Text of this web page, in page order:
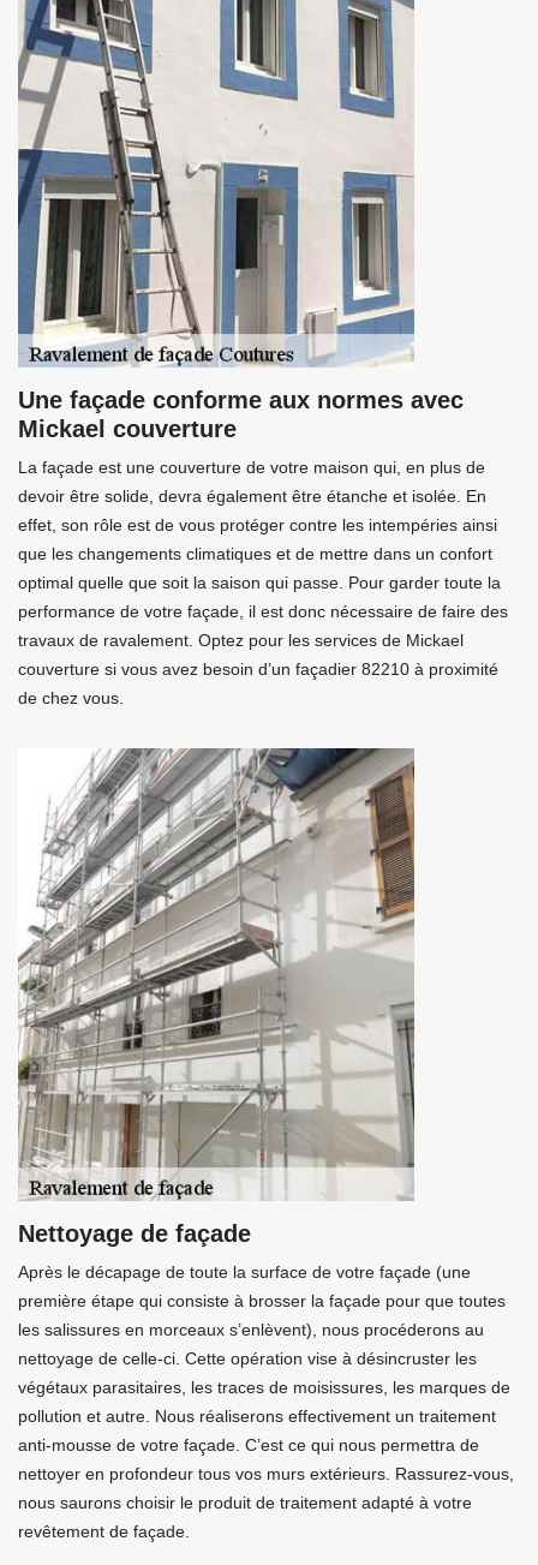
Une façade conforme aux normes avec
Mickael couverture
La façade est une couverture de votre maison qui, en plus de
devoir être solide, devra également être étanche et isolée. En
effet, son rôle est de vous protéger contre les intempéries ainsi
que les changements climatiques et de mettre dans un confort
optimal quelle que soit la saison qui passe. Pour garder toute la
performance de votre façade, il est donc nécessaire de faire des
travaux de ravalement. Optez pour les services de Mickael
couverture si vous avez besoin d’un façadier 82210 à proximité
de chez vous.
Nettoyage de façade
Après le décapage de toute la surface de votre façade (une
première étape qui consiste à brosser la façade pour que toutes
les salissures en morceaux s’enlèvent), nous procéderons au
nettoyage de celle-ci. Cette opération vise à désincruster les
végétaux parasitaires, les traces de moisissures, les marques de
pollution et autre. Nous réaliserons effectivement un traitement
anti-mousse de votre façade. C’est ce qui nous permettra de
nettoyer en profondeur tous vos murs extérieurs. Rassurez-vous,
nous saurons choisir le produit de traitement adapté à votre
revêtement de façade.